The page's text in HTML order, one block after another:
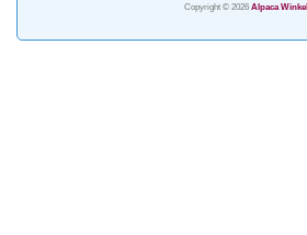
Copyright © 2026 Alpaca Winkel